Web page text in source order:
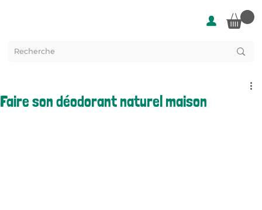
Faire son déodorant naturel maison